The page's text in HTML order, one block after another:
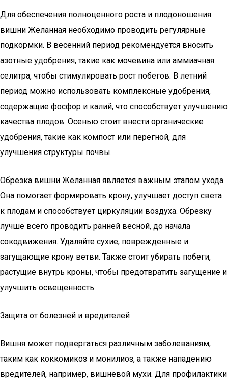
Для обеспечения полноценного роста и плодоношения
вишни Желанная необходимо проводить регулярные
подкормки. В весенний период рекомендуется вносить
азотные удобрения, такие как мочевина или аммиачная
селитра, чтобы стимулировать рост побегов. В летний
период можно использовать комплексные удобрения,
содержащие фосфор и калий, что способствует улучшению
качества плодов. Осенью стоит внести органические
удобрения, такие как компост или перегной, для
улучшения структуры почвы.
Обрезка вишни Желанная является важным этапом ухода.
Она помогает формировать крону, улучшает доступ света
к плодам и способствует циркуляции воздуха. Обрезку
лучше всего проводить ранней весной, до начала
сокодвижения. Удаляйте сухие, поврежденные и
загущающие крону ветви. Также стоит убирать побеги,
растущие внутрь кроны, чтобы предотвратить загущение и
улучшить освещенность.
Защита от болезней и вредителей
Вишня может подвергаться различным заболеваниям,
таким как коккомикоз и монилиоз, а также нападению
вредителей, например, вишневой мухи. Для профилактики